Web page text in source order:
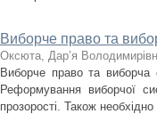
Виборче право та
Оксюта, Дар’я
Виборче право та
Реформування виборчої
прозорості. Також необхідно